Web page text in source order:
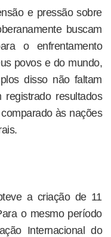
e pressão sobre
buscam
o enfrentamento
povos e do mundo,
disso não faltam
resultados
às nações
a criação de 11
o mesmo período
Internacional do